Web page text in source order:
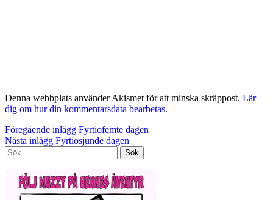
Denna webbplats använder Akismet för att minska skräppost. Lär
dig om hur din kommentarsdata bearbetas.
Inläggsnavigering
Föregående inlägg Fyrtiofemte dagen
Nästa inlägg Fyrtiosjunde dagen
Sök
efter: